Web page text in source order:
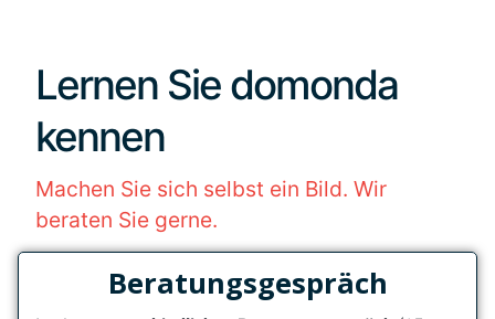
Lernen Sie domonda
kennen
Machen Sie sich selbst ein Bild. Wir
beraten Sie gerne.
Beratungsgespräch